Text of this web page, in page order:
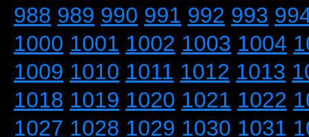
988 989 990 991 992 993
1000 1001 1002 1003 1004
1009 1010 1011 1012 1013
1018 1019 1020 1021 1022
1027 1028 1029 1030 1031